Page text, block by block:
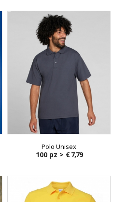
Polo Unisex
100 pz > € 7,79